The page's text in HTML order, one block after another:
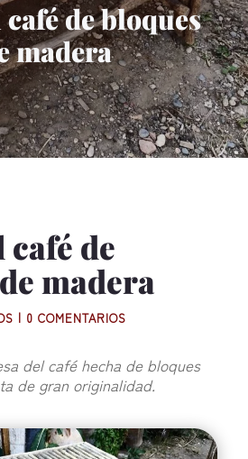
de bloques
madera
café de
madera
| 0 COMENTARIOS
del café hecha de bloques
de gran originalidad.